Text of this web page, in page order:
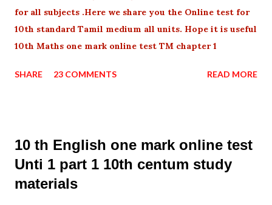
for all subjects .Here we share you the Online test for
10th standard Tamil medium all units. Hope it is useful
10th Maths one mark online test TM chapter 1
SHARE 23 COMMENTS READ MORE
10 th English one mark online test
Unti 1 part 1 10th centum study
materials